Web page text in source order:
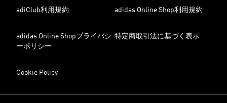
adiClub利用規約 adidas Online Shop利用規約
adidas Online Shopプライバシ
ーポリシー
特定商取引法に基づく表示
Cookie Policy